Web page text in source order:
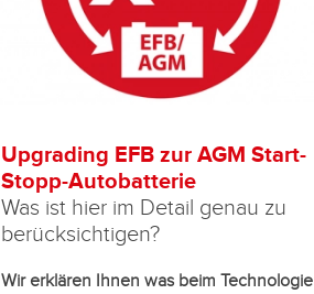
Upgrading EFB zur AGM Start-
Stopp-Autobatterie
Was ist hier im Detail genau zu
berücksichtigen?
Wir erklären Ihnen was beim Technologie